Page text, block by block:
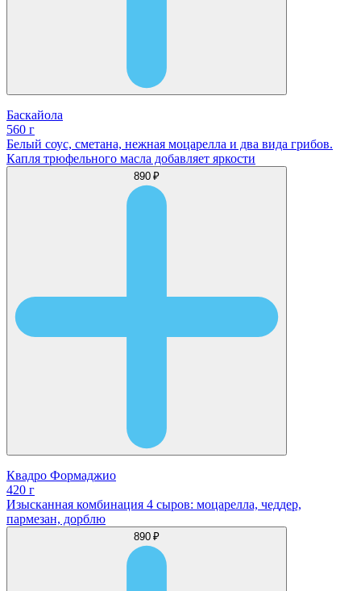
Баскайола
560 г
Белый соус, сметана, нежная моцарелла и два вида грибов.
Капля трюфельного масла добавляет яркости
890 ₽
Квадро Формаджио
420 г
Изысканная комбинация 4 сыров: моцарелла, чеддер,
пармезан, дорблю
890 ₽